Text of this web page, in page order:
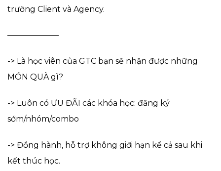
trường Client và Agency.
——————–
-> Là học viên của GTC bạn sẽ nhận được những
MÓN QUÀ gì?
-> Luôn có ƯU ĐÃI các khóa học: đăng ký
sớm/nhóm/combo
-> Đồng hành, hỗ trợ không giới hạn kể cả sau khi
kết thúc học.